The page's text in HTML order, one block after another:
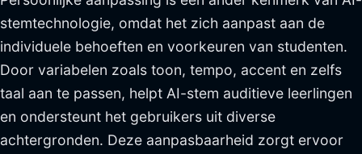
stemtechnologie, omdat het zich aanpast aan de
individuele behoeften en voorkeuren van studenten.
Door variabelen zoals toon, tempo, accent en zelfs
taal aan te passen, helpt AI-stem auditieve leerlingen
en ondersteunt het gebruikers uit diverse
achtergronden. Deze aanpasbaarheid zorgt ervoor